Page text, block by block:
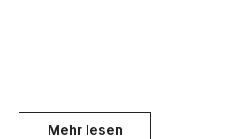
Mehr lesen